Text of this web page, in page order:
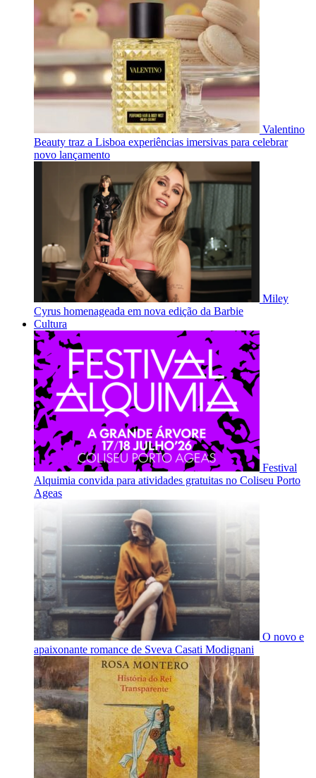
Valentino
Beauty traz a Lisboa experiências imersivas para celebrar
novo lançamento
Miley
Cyrus homenageada em nova edição da Barbie
Cultura
Festival
Alquimia convida para atividades gratuitas no Coliseu Porto
Ageas
O novo e
apaixonante romance de Sveva Casati Modignani